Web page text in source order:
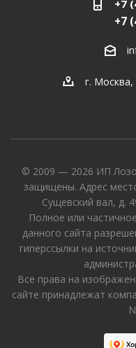
+7
+7
г. Москва,
© 2009 — 2026 ИП
защищены. Адрес
Сущевский вал, д.
Полное или
данного сайта
гиперссылки на
Все права на
сайте принадлежат